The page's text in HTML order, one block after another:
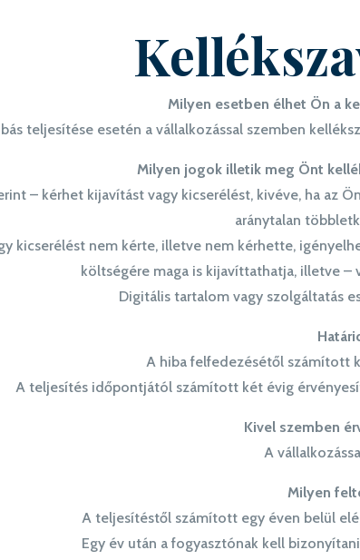
Milyen esetben élhet Ön a
teljesítése esetén a vállalkozással szemben
Milyen jogok illetik meg Önt
– kérhet kijavítást vagy kicserélést, kivéve, ha az
aránytalan
kicserélést nem kérte, illetve nem kérhette,
költségére maga is kijavíttathatja, illetve –
Digitális tartalom vagy szolgáltatás
A hiba felfedezésétől számított
A teljesítés időpontjától számított két évig
Kivel szemben
A
Milyen
A teljesítéstől számított egy éven belül
Egy év után a fogyasztónak kell